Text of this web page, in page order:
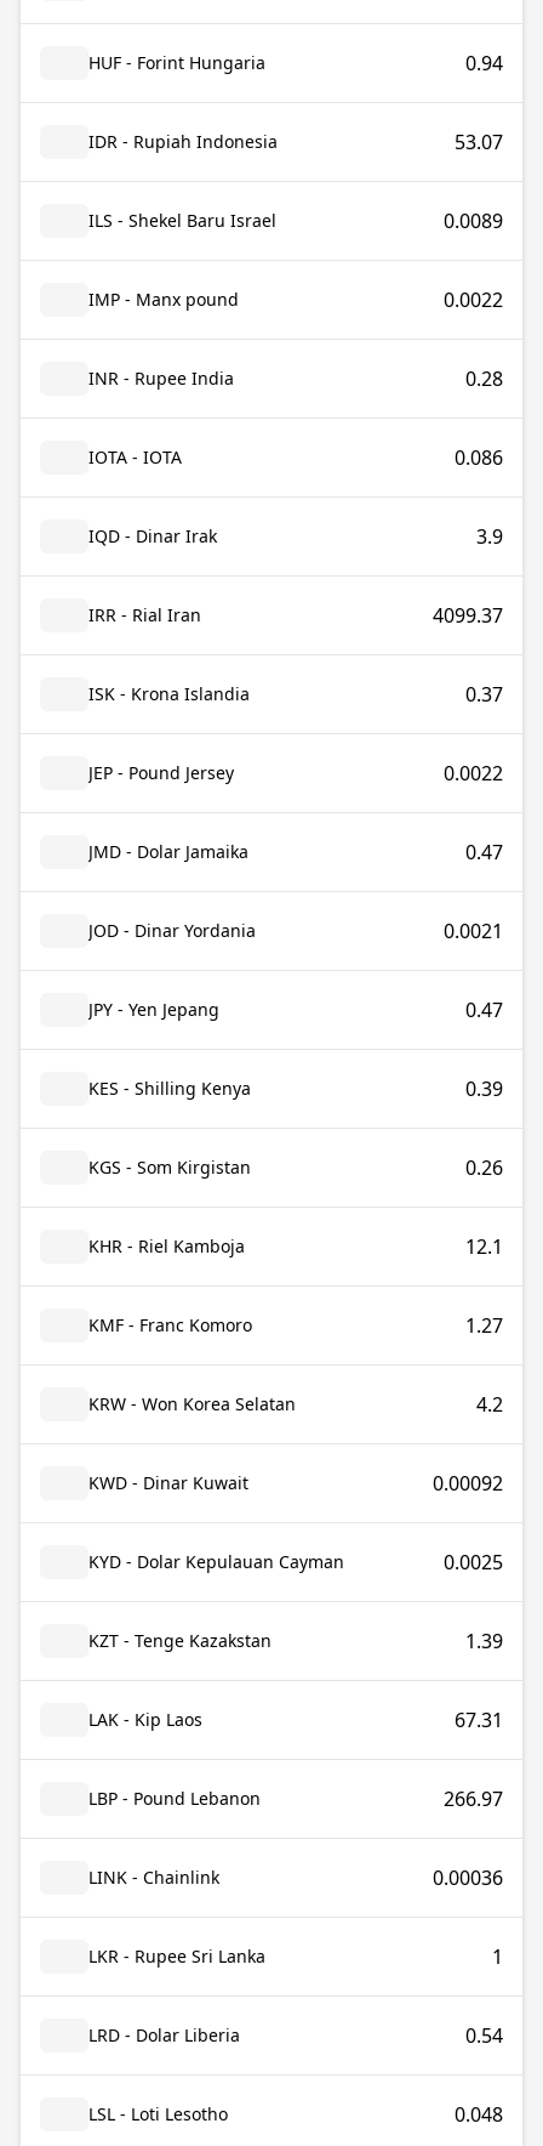
HUF - Forint Hungaria 0.94
IDR - Rupiah Indonesia 53.07
ILS - Shekel Baru Israel 0.0089
IMP - Manx pound 0.0022
INR - Rupee India 0.28
IOTA - IOTA 0.086
IQD - Dinar Irak 3.9
IRR - Rial Iran 4099.37
ISK - Krona Islandia 0.37
JEP - Pound Jersey 0.0022
JMD - Dolar Jamaika 0.47
JOD - Dinar Yordania 0.0021
JPY - Yen Jepang 0.47
KES - Shilling Kenya 0.39
KGS - Som Kirgistan 0.26
KHR - Riel Kamboja 12.1
KMF - Franc Komoro 1.27
KRW - Won Korea Selatan 4.2
KWD - Dinar Kuwait 0.00092
KYD - Dolar Kepulauan Cayman 0.0025
KZT - Tenge Kazakstan 1.39
LAK - Kip Laos 67.31
LBP - Pound Lebanon 266.97
LINK - Chainlink 0.00036
LKR - Rupee Sri Lanka 1
LRD - Dolar Liberia 0.54
LSL - Loti Lesotho 0.048